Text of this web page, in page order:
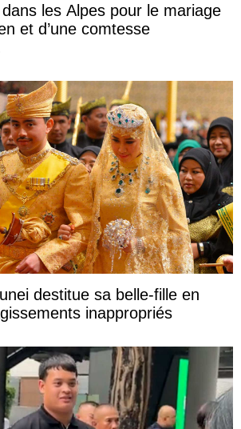
les Alpes pour le mariage
et d’une comtesse
destitue sa belle-fille en
inappropriés